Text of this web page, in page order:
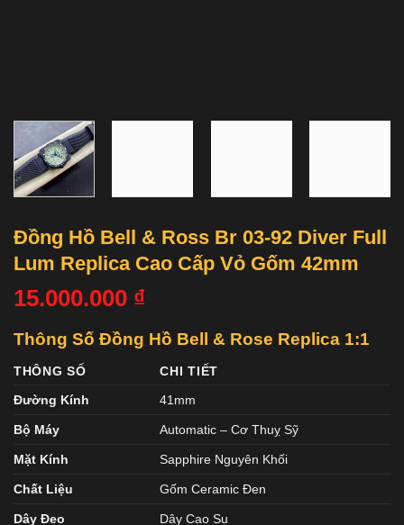
Đồng Hồ Bell & Ross Br 03-92 Diver Full
Lum Replica Cao Cấp Vỏ Gốm 42mm
15.000.000 ₫
Thông Số Đồng Hồ Bell & Rose Replica 1:1
THÔNG SỐ
CHI TIẾT
Đường Kính
41mm
Bộ Máy Automatic – Cơ Thuỵ Sỹ
Mặt Kính Sapphire Nguyên Khối
Chất Liệu Gốm Ceramic Đen
Dây Đeo Dây Cao Su